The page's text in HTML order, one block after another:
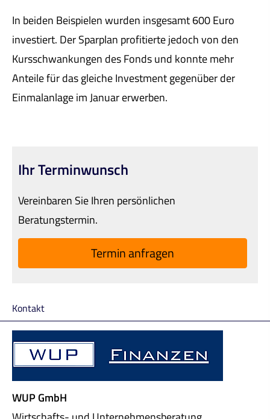
In beiden Beispielen wurden insgesamt 600 Euro
investiert. Der Sparplan profitierte jedoch von den
Kursschwankungen des Fonds und konnte mehr
Anteile für das gleiche Investment gegenüber der
Einmalanlage im Januar erwerben.
Ihr Terminwunsch
Vereinbaren Sie Ihren persönlichen
Beratungstermin.
Termin anfragen
Kontakt
WUP GmbH